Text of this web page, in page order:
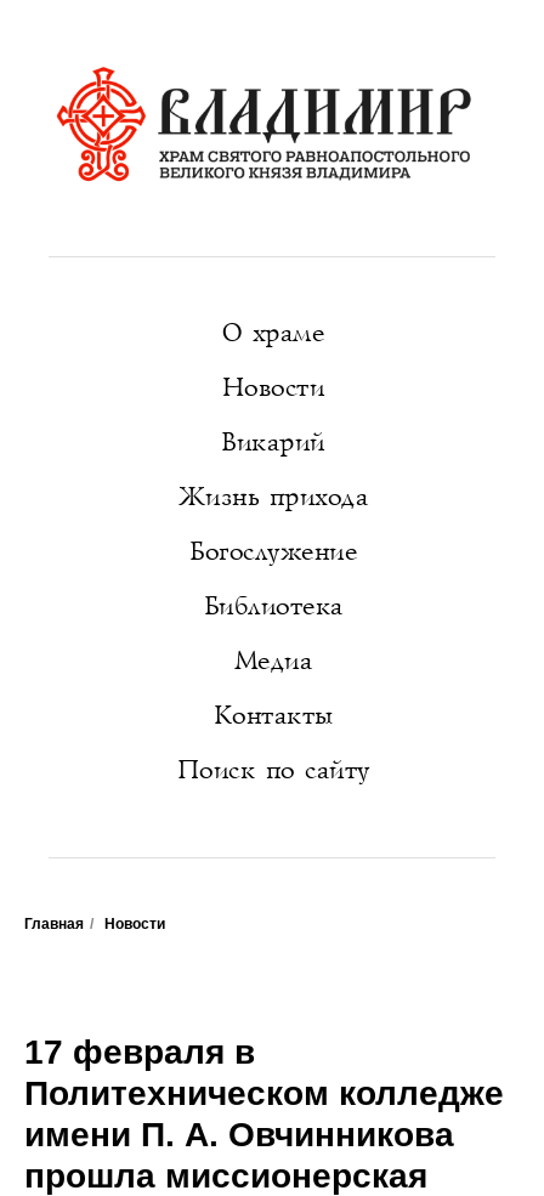
О храме
Новости
Викарий
Жизнь прихода
Богослужение
Библиотека
Медиа
Контакты
Поиск по сайту
Главная / Новости
17 февраля в
Политехническом колледже
имени П. А. Овчинникова
прошла миссионерская